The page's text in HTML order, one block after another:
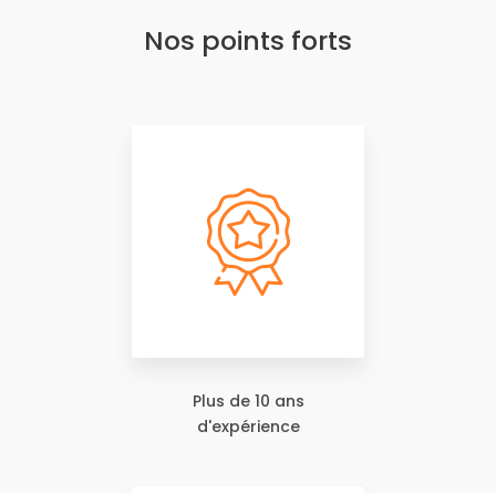
Nos points forts
Plus de 10 ans
d'expérience